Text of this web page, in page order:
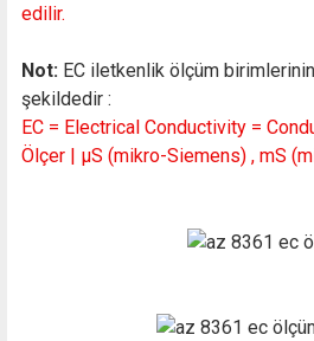
edilir.
Not: EC iletkenlik ölçüm birimlerinin
şekildedir :
EC = Electrical Conductivity =
Ölçer | μS (mikro-Siemens) , mS